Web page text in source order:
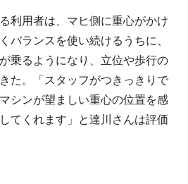
利用者は、マヒ側に重心がかけ
バランスを使い続けるうちに、
乗るようになり、立位や歩行の
た。「スタッフがつきっきりで
シンが望ましい重心の位置を感
てくれます」と達川さんは評価